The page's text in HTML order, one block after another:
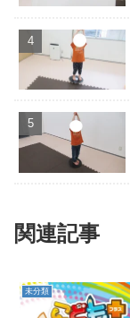
関連記事
未分類